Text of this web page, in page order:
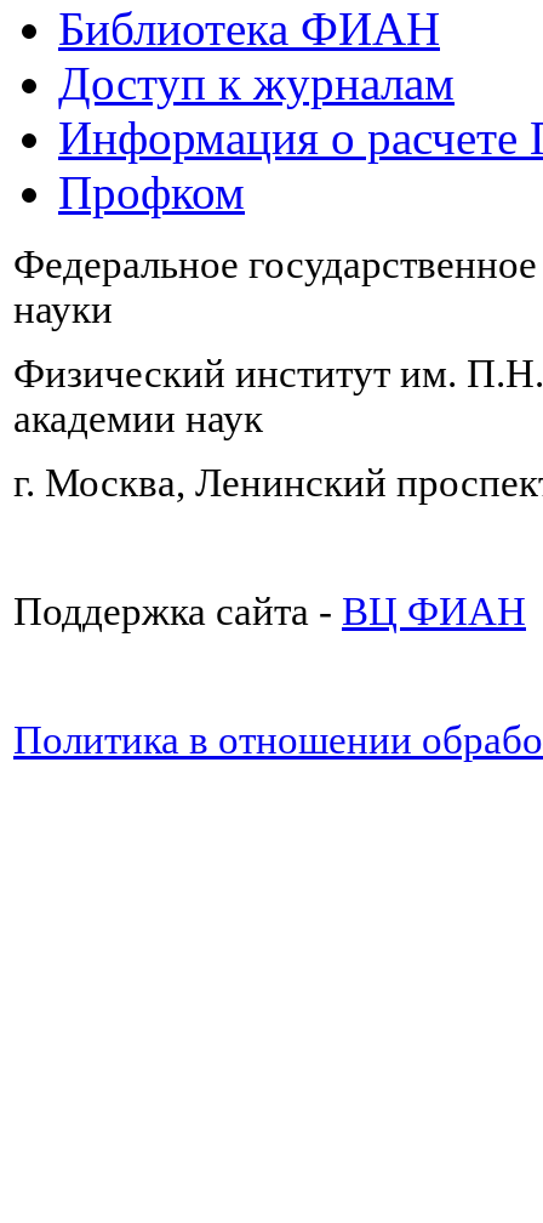
Библиотека ФИАН
Доступ к журналам
Информация о
Профком
Федеральное
науки
Физический институт им.
академии наук
г. Москва, Ленинский
Поддержка сайта - ВЦ ФИАН
Политика в отношении